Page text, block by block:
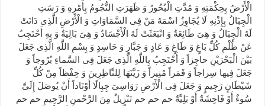
الْأَرْضُ بِحِکْمَتِهِ وَ مُدَّتِ الْبُحُورُ وَ ظَهَرَتِ النُّجُومُ بِأَمْرِهِ وَ رَسَتِ
الْجِبَالُ بِإِذْنِهِ لَا یُجَاوِزُ اسْمَهُ مَنْ فِی السَّمَاوَاتِ وَ الْأَرْضِ الَّذِی دَانَتْ
لَهُ الْجِبَالُ وَ هِیَ طَائِعَةٌ وَ انْبَعَثَتْ لَهُ الْأَجْسَادُ وَ هِیَ بَالِیَةٌ وَ بِهِ أَحْتَجِبُ
عَنْ ظُلْمِ کُلِّ بَاغٍ وَ طَاغٍ وَ عَادٍ وَ جَبَّارٍ وَ حَاسِدٍ وَ بِسْمِ اللَّهِ الَّذِی جَعَلَ
بَیْنَ الْبَحْرَیْنِ حاجِزاً وَ أَحْتَجِبُ بِاللَّهِ الَّذِی جَعَلَ فِی السَّماءِ بُرُوجاً وَ
جَعَلَ فِیها سِراجاً وَ قَمَراً مُنِیراً وَ زَیَّنَهَا لِلنَّاظِرِینَ وَ حِفْظاً مِنْ کُلِّ
شَیْطَانٍ رَجِیمٍ وَ جَعَلَ فِی الْأَرْضِ رَوَاسِیَ جِبِالًا أَوْتَاداً أَنْ یُوصَلَ إِلَیَّ
سُوءٌ أَوْ فَاحِشَةٌ أَوْ بَلِیَّةٌ حم حم حم تَنْزِیلٌ مِنَ الرَّحْمنِ الرَّحِیمِ حم حم